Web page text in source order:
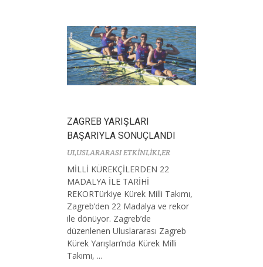
ZAGREB YARIŞLARI
BAŞARIYLA SONUÇLANDI
ULUSLARARASI ETKİNLİKLER
MİLLİ KÜREKÇİLERDEN 22
MADALYA İLE TARİHİ
REKORTürkiye Kürek Milli Takımı,
Zagreb’den 22 Madalya ve rekor
ile dönüyor. Zagreb’de
düzenlenen Uluslararası Zagreb
Kürek Yarışları’nda Kürek Milli
Takımı, ...